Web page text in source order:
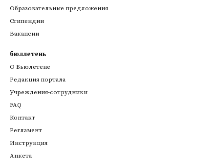
Образовательные предложения
Стипендии
Вакансии
бюллетень
О Бьюлетене
Редакция портала
Учреждения-сотрудники
FAQ
Контакт
Регламент
Инструкция
Анкета